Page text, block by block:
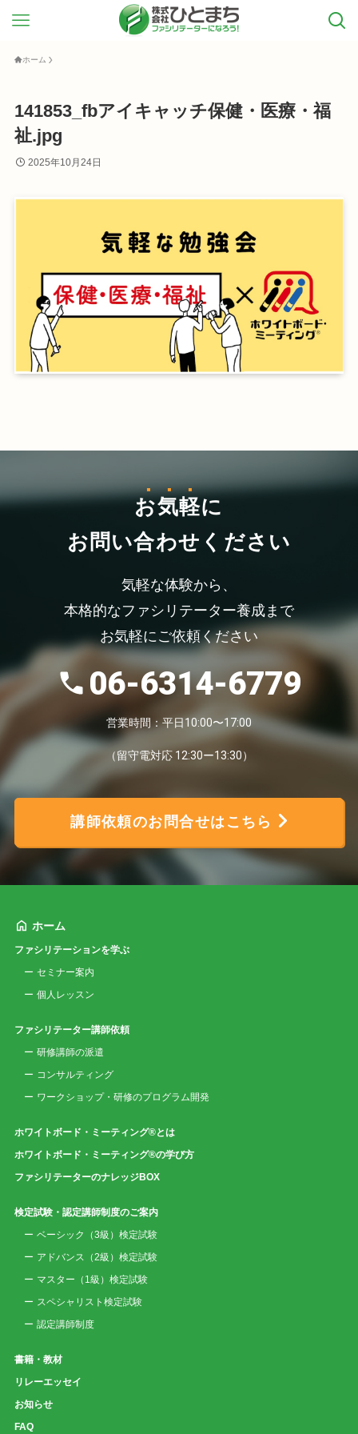
ホーム
141853_fbアイキャッチ保健・医療・福
祉.jpg
2025年10月24日
お気軽に
お問い合わせください
気軽な体験から、
本格的なファシリテーター養成まで
お気軽にご依頼ください
06-6314-6779
営業時間：平日10:00〜17:00
（留守電対応 12:30ー13:30）
講師依頼のお問合せはこちら
ホーム
ファシリテーションを学ぶ
セミナー案内
個人レッスン
ファシリテーター講師依頼
研修講師の派遣
コンサルティング
ワークショップ・研修のプログラム開発
ホワイトボード・ミーティング®とは
ホワイトボード・ミーティング®の学び方
ファシリテーターのナレッジBOX
検定試験・認定講師制度のご案内
ベーシック（3級）検定試験
アドバンス（2級）検定試験
マスター（1級）検定試験
スペシャリスト検定試験
認定講師制度
書籍・教材
リレーエッセイ
お知らせ
FAQ